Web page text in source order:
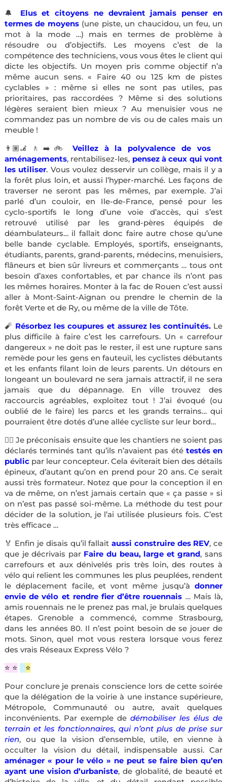
🔔 Elus et citoyens ne devraient jamais penser en
termes de moyens(une piste, un chaucidou, un feu, un
mot à la mode …) mais en termes de problème à
résoudre ou d’objectifs. Les moyens c’est de la
compétence des techniciens, vous vous êtes le client qui
dicte les objectifs. Un moyen pris comme objectif n’a
même aucun sens. « Faire 40 ou 125 km de pistes
cyclables » : même si elles ne sont pas utiles, pas
prioritaires, pas raccordées ? Même si des solutions
légères seraient bien mieux ? Au menuisier vous ne
commandez pas un nombre de vis ou de cales mais un
meuble !
👨🏽‍🦼🚶‍➡️🚲 Veillez à la polyvalence de vos
aménagements, rentabilisez-les, pensez à ceux qui vont
les utiliser. Vous voulez desservir un collège, mais il y a
la forêt plus loin, et aussi l’hyper-marché. Les façons de
traverser ne seront pas les mêmes, par exemple. J’ai
parlé d’un couloir, en Ile-de-France, pensé pour les
cyclo-sportifs le long d’une voie d’accès, qui s’est
retrouvé utilisé par les grand-pères équipés de
déambulateurs… il fallait donc faire autre chose qu’une
belle bande cyclable. Employés, sportifs, enseignants,
étudiants, parents, grand-parents, médecins, menuisiers,
flâneurs et bien sûr livreurs et commerçants … tous ont
besoin d’axes confortables, et par chance ils n’ont pas
les mêmes horaires. Monter à la fac de Rouen c’est aussi
aller à Mont-Saint-Aignan ou prendre le chemin de la
forêt Verte et de Ry, ou même de la ville de Tôte.
🧨 Résorbez les coupures et assurez les continuités.Le
plus difficile à faire c’est les carrefours. Un « carrefour
dangereux » ne doit pas le rester, il est une rupture sans
remède pour les gens en fauteuil, les cyclistes débutants
et les enfants filant loin de leurs parents. Un détours en
longeant un boulevard ne sera jamais attractif, il ne sera
jamais que du dépannage. En ville trouvez des
raccourcis agréables, exploitez tout ! J’ai évoqué (ou
oublié de le faire) les parcs et les grands terrains… qui
pourraient être dotés d’une allée cycliste sur leur bord…
👷‍♀️ Je préconisais ensuite que les chantiers ne soient pas
déclarés terminés tant qu’ils n’avaient pas ététestés en
publicpar leur concepteur. Cela éviterait bien des détails
épineux, d’autant qu’on en prend pour 20 ans. Ce serait
aussi très formateur. Notez que pour la conception il en
va de même, on n’est jamais certain que « ça passe » si
on n’est pas passé soi-même. La méthode du test pour
décider de la solution, je l’ai utilisée plusieurs fois. C’est
très efficace …
🏅 Enfin je disais qu’il fallaitaussi construire des REV, ce
que je décrivais par Faire du beau, large et grand, sans
carrefours et aux dénivelés pris très loin, des routes à
vélo qui relient les communes les plus peuplées, rendent
le déplacement facile, et vont même jusqu’àdonner
envie de vélo et rendre fier d’être rouennais … Mais là,
amis rouennais ne le prenez pas mal, je brulais quelques
étapes. Grenoble a commencé, comme Strasbourg,
dans les années 80. Il n’est point besoin de se jouer de
mots. Sinon, quel mot vous restera lorsque vous ferez
des vrais Réseaux Express Vélo ?
⭐️ ⭐️
⭐️
Pour conclure je prenais conscience lors de cette soirée
que la délégation de la voirie à une instance supérieure,
Métropole, Communauté ou autre, avait quelques
inconvénients. Par exemple de démobiliser les élus de
terrain et les fonctionnaires, qui n’ont plus de prise sur
rien, ou que la vision d’ensemble, utile, en vienne à
occulter la vision du détail, indispensable aussi. Car
aménager « pour le vélo » ne peut se faire bien qu’en
ayant une vision d’urbaniste, de globalité, de beauté et